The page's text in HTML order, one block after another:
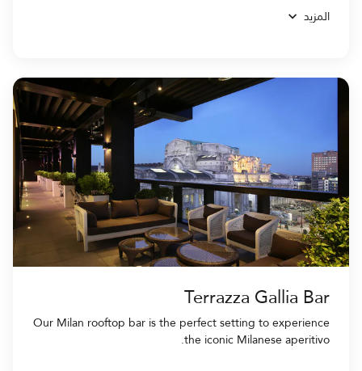
المزيد
Terrazza Gallia Bar
Our Milan rooftop bar is the perfect setting to experience
the iconic Milanese aperitivo.